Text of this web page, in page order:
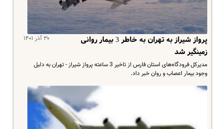
۳۰ آذر ۱۴۰۱
پرواز شیراز به تهران به خاطر 3 بیمار روانی
زمینگیر شد
مدیرکل فرودگاه‌های استان فارس از تاخیر 3 ساعته پرواز شیراز - تهران به دلیل
وجود بیمار اعصاب و روان خبر داد.